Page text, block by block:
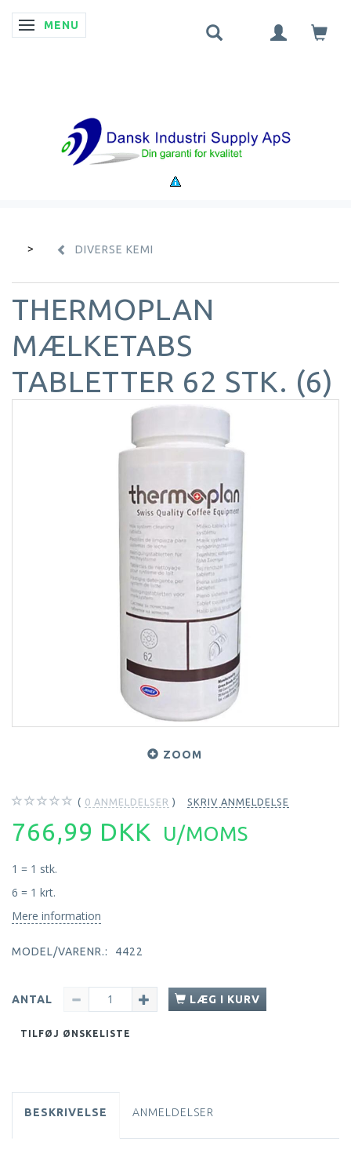
SKIFTE NAVIGATION
MENU
DIVERSE KEMI
THERMOPLAN
MÆLKETABS
TABLETTER 62 STK. (6)
ZOOM
0 ANMELDELSER SKRIV ANMELDELSE
766,99 DKK U/MOMS
1 = 1 stk.
6 = 1 krt.
Mere information
MODEL/VARENR.: 4422
ANTAL LÆG I KURV
TILFØJ ØNSKELISTE
BESKRIVELSE ANMELDELSER